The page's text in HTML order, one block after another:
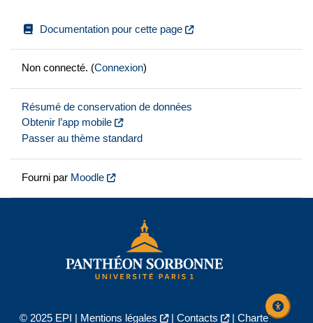
Documentation pour cette page
Non connecté. (Connexion)
Résumé de conservation de données
Obtenir l’app mobile
Passer au thème standard
Fourni par Moodle
© 2025 EPI | Mentions légales | Contacts | Charte